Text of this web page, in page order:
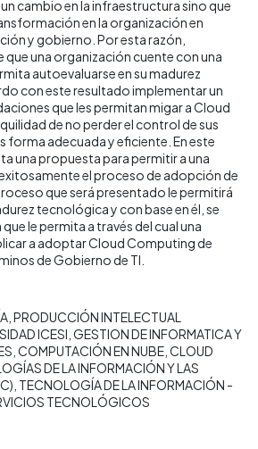
cambio en la infraestructura sino que
en la organización en
y gobierno. Por esta razón,
una organización cuente con una
autoevaluarse en su madurez
con este resultado implementar un
que les permitan migar a Cloud
de no perder el control de sus
forma adecuada y eficiente. En este
una propuesta para permitir a una
el proceso de adopción de
que será presentado le permitirá
tecnológica y con base en él, se
le permita a través del cual una
a adoptar Cloud Computing de
de Gobierno de TI.
PRODUCCIÓN INTELECTUAL
ICESI GESTION DE INFORMATICA Y
COMPUTACIÓN EN NUBE CLOUD
DE LA INFORMACIÓN Y LAS
TECNOLOGÍA DE LA INFORMACIÓN -
TECNOLÓGICOS